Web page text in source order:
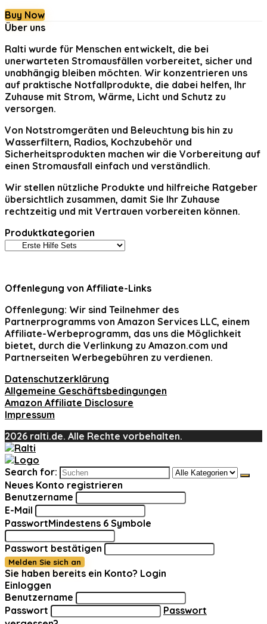
Buy Now
Über uns
Ralti wurde für Menschen entwickelt, die bei
unerwarteten Stromausfällen vorbereitet, sicher und
unabhängig bleiben möchten. Wir konzentrieren uns
auf praktische Notfallprodukte, die dabei helfen, Ihr
Zuhause mit Strom, Wärme, Licht und Schutz zu
versorgen.
Von Notstromgeräten und Beleuchtung bis hin zu
Wasserfiltern, Radios, Kochzubehör und
Sicherheitsprodukten machen wir die Vorbereitung auf
einen Stromausfall einfach und verständlich.
Wir stellen nützliche Produkte und hilfreiche Ratgeber
übersichtlich zusammen, damit Sie Ihr Zuhause
rechtzeitig und mit Vertrauen vorbereiten können.
Produktkategorien
Offenlegung von Affiliate-Links
Offenlegung: Wir sind Teilnehmer des
Partnerprogramms von Amazon Services LLC, einem
Affiliate-Werbeprogramm, das uns die Möglichkeit
bietet, durch die Verlinkung zu Amazon.com und
Partnerseiten Werbegebühren zu verdienen.
Datenschutzerklärung
Allgemeine Geschäftsbedingungen
Amazon Affiliate Disclosure
Impressum
2026 ralti.de. Alle Rechte vorbehalten.
Search for:
Neues Konto registrieren
Benutzername
E-Mail
PasswortMindestens 6 Symbole
Passwort bestätigen
Melden Sie sich an
Sie haben bereits ein Konto? Login
Einloggen
Benutzername
Passwort
Passwort